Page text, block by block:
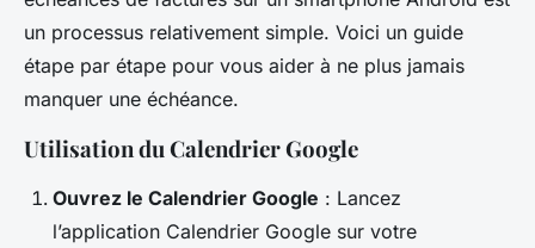
un processus relativement simple. Voici un guide
étape par étape pour vous aider à ne plus jamais
manquer une échéance.
Utilisation du Calendrier Google
Ouvrez le Calendrier Google : Lancez
l’application Calendrier Google sur votre